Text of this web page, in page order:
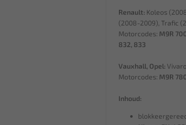
Renault: Koleos
(2008-2009), Trafic
Motorcodes: M9R
832, 833
Vauxhall, Opel:
Motorcodes: M9R
Inhoud: